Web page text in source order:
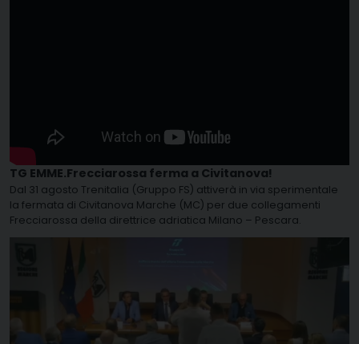
TG EMME.Frecciarossa ferma a Civitanova!
Dal 31 agosto Trenitalia (Gruppo FS) attiverà in via sperimentale
la fermata di Civitanova Marche (MC) per due collegamenti
Frecciarossa della direttrice adriatica Milano – Pescara.